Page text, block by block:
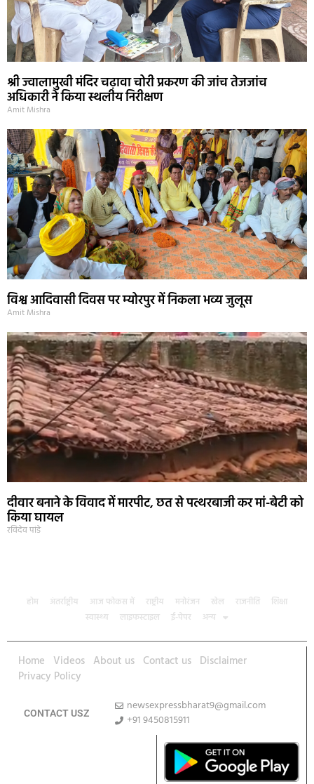
श्री ज्वालामुखी मंदिर चढ़ावा चोरी प्रकरण की जांच तेजजांच
अधिकारी ने किया स्थलीय निरीक्षण
Amit Mishra
विश्व आदिवासी दिवस पर म्योरपुर में निकला भव्य जुलूस
Amit Mishra
दीवार बनाने के विवाद में मारपीट, छत से पत्थरबाजी कर मां-बेटी को
किया घायल
रविदेव पांडे
होम अंतर्राष्ट्रीय आज फोकस में राष्ट्रीय मनोरंजन खेल राजनीति
शिक्षा
स्वास्थ्य
लाइफस्टाइल ई-पेपर अन्य
Home Videos About us Contact us Disclaimer
Privacy Policy
CONTACT USZ
newsexpressbharat9@gmail.com
+91 9450815911